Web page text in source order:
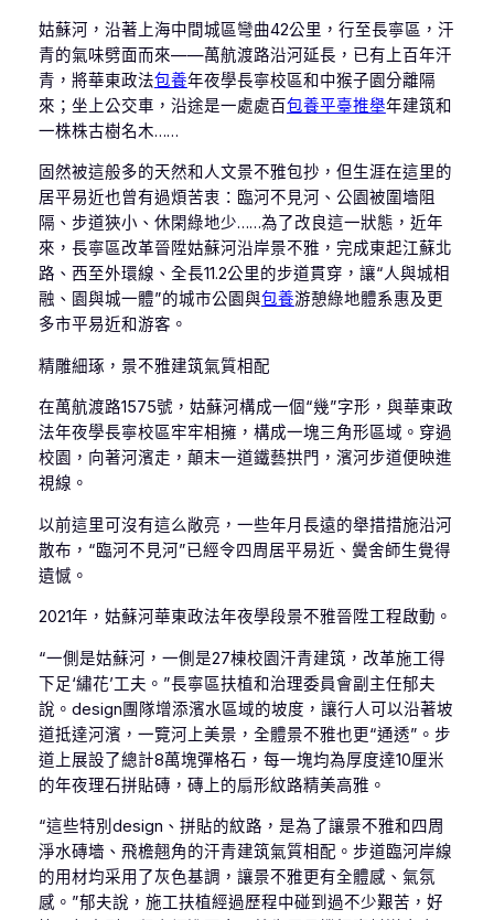
姑蘇河，沿著上海中間城區彎曲42公里，行至長寧區，汗
青的氣味劈面而來——萬航渡路沿河延長，已有上百年汗
青，將華東政法包養年夜學長寧校區和中猴子園分離隔
來；坐上公交車，沿途是一處處百包養平臺推舉年建筑和
一株株古樹名木……
固然被這般多的天然和人文景不雅包抄，但生涯在這里的
居平易近也曾有過煩苦衷：臨河不見河、公園被圍墻阻
隔、步道狹小、休閑綠地少……為了改良這一狀態，近年
來，長寧區改革晉陞姑蘇河沿岸景不雅，完成東起江蘇北
路、西至外環線、全長11.2公里的步道貫穿，讓“人與城相
融、園與城一體”的城市公園與包養游憩綠地體系惠及更
多市平易近和游客。
精雕細琢，景不雅建筑氣質相配
在萬航渡路1575號，姑蘇河構成一個“幾”字形，與華東政
法年夜學長寧校區牢牢相擁，構成一塊三角形區域。穿過
校園，向著河濱走，顛末一道鐵藝拱門，濱河步道便映進
視線。
以前這里可沒有這么敞亮，一些年月長遠的舉措措施沿河
散布，“臨河不見河”已經令四周居平易近、黌舍師生覺得
遺憾。
2021年，姑蘇河華東政法年夜學段景不雅晉陞工程啟動。
“一側是姑蘇河，一側是27棟校園汗青建筑，改革施工得
下足‘繡花’工夫。”長寧區扶植和治理委員會副主任郁夫
說。design團隊增添濱水區域的坡度，讓行人可以沿著坡
道抵達河濱，一覽河上美景，全體景不雅也更“通透”。步
道上展設了總計8萬塊彈格石，每一塊均為厚度達10厘米
的年夜理石拼貼磚，磚上的扇形紋路精美高雅。
“這些特別design、拼貼的紋路，是為了讓景不雅和四周
淨水磚墻、飛檐翹角的汗青建筑氣質相配。步道臨河岸線
的用材均采用了灰色基調，讓景不雅更有全體感、氣氛
感。”郁夫說，施工扶植經過歷程中碰到過不少艱苦，好